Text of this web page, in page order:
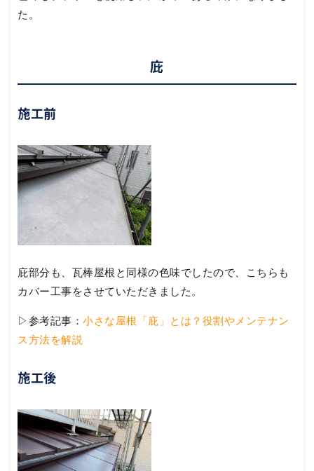
た。
庇
施工前
庇部分も、瓦棒屋根と同様の色味でしたので、こちらも
カバー工事をさせていただきました。
▷参考記事： 小さな屋根「庇」とは？役割やメンテナン
ス方法を解説
施工後